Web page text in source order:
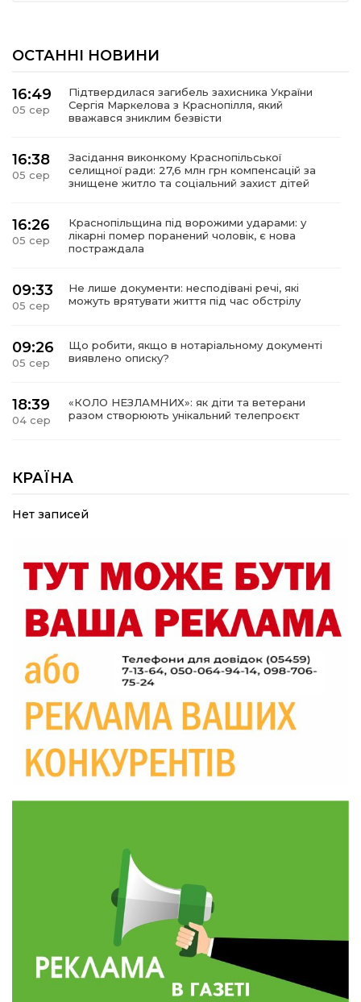
ОСТАННІ НОВИНИ
16:49
05 сер
Підтвердилася загибель захисника України
Сергія Маркелова з Краснопілля, який
вважався зниклим безвісти
16:38
05 сер
Засідання виконкому Краснопільської
селищної ради: 27,6 млн грн компенсацій за
знищене житло та соціальний захист дітей
16:26
05 сер
Краснопільщина під ворожими ударами: у
лікарні помер поранений чоловік, є нова
постраждала
09:33
05 сер
Не лише документи: несподівані речі, які
можуть врятувати життя під час обстрілу
09:26
05 сер
Що робити, якщо в нотаріальному документі
виявлено описку?
18:39
04 сер
«КОЛО НЕЗЛАМНИХ»: як діти та ветерани
разом створюють унікальний телепроєкт
04 сер
прикордоння до втраченого дому
19:36
Пишіть листи самому собі, або як уникнути
19:29
30 лип
«Все закінчиться, приїду й одружуся…»: Пам’яті
26-річного Захисника Богдана Ємця (ВІДЕО)
20:06
Паливо по 100 грн та ризик дефіциту: чому в
28 лип
Житлові сертифікати, підготовка до зими та
підтримка ВПО: підсумки засідання виконкому
Краснопільської селищної ради
10:36
28 лип
Валентина Масалітіна: «Нас тримає віра в
Перемогу і повернення додому»
Обмежено придатний, але безмежно
вмотивований: Як колишній лісівник став асом
артилерії
490 пацієнтів та 15 відвіданих сіл: МБФ
«Альянс громадського здоров’я» підбив
підсумки роботи мобільних клінік у Сумській
області
КРАЇНА
Нет записей